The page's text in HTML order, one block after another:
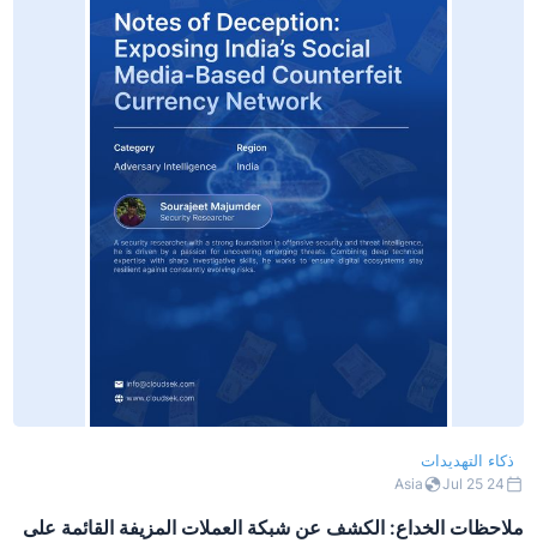
ذكاء التهديدات
24 Jul 25
Asia
ملاحظات الخداع: الكشف عن شبكة العملات المزيفة القائمة على